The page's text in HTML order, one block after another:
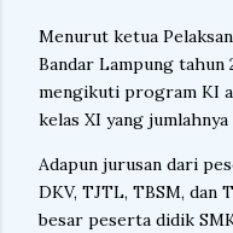
Menurut ketua
Bandar Lampung tahun
mengikuti program KI
kelas XI yang
Adapun jurusan dari
DKV, TJTL, TBSM, dan
besar peserta didik